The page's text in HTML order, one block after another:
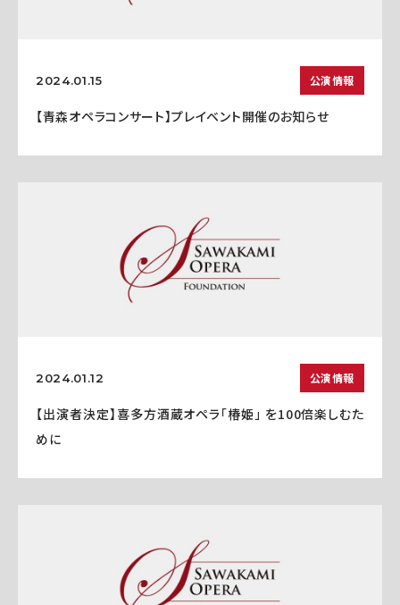
2024.01.15 公演情報
【青森オペラコンサート】プレイベント開催のお知らせ
2024.01.12 公演情報
【出演者決定】喜多方酒蔵オペラ「椿姫」 を100倍楽しむた
めに